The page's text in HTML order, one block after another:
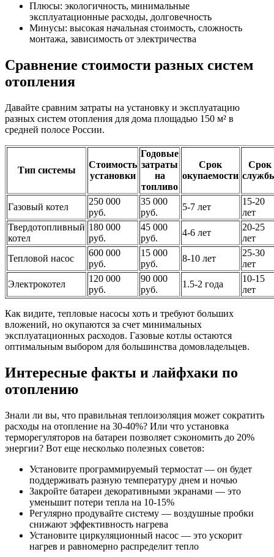
Плюсы: экологичность, минимальные
эксплуатационные расходы, долговечность
Минусы: высокая начальная стоимость, сложность
монтажа, зависимость от электричества
Сравнение стоимости разных систем
отопления
Давайте сравним затраты на установку и эксплуатацию
разных систем отопления для дома площадью 150 м² в
средней полосе России.
Тип системы
Стоимость
установки
Годовые
затраты
на
топливо
Срок
окупаемости
Срок
Газовый котел
250 000
руб.
35 000
руб.
5-7 лет
15-20
лет
Твердотопливный
котел
180 000
руб.
45 000
руб.
4-6 лет
20-25
лет
Тепловой насос
600 000
руб.
15 000
руб.
8-10 лет
25-30
лет
Электрокотел
120 000
руб.
90 000
руб.
1.5-2 года
10-15
лет
Как видите, тепловые насосы хоть и требуют больших
вложений, но окупаются за счет минимальных
эксплуатационных расходов. Газовые котлы остаются
оптимальным выбором для большинства домовладельцев.
Интересные факты и лайфхаки по
отоплению
Знали ли вы, что правильная теплоизоляция может сократить
расходы на отопление на 30-40%? Или что установка
терморегуляторов на батареи позволяет сэкономить до 20%
энергии? Вот еще несколько полезных советов:
Установите программируемый термостат — он будет
поддерживать разную температуру днем и ночью
Закройте батареи декоративными экранами — это
уменьшит потери тепла на 10-15%
Регулярно продувайте систему — воздушные пробки
снижают эффективность нагрева
Установите циркуляционный насос — это ускорит
нагрев и равномерно распределит тепло